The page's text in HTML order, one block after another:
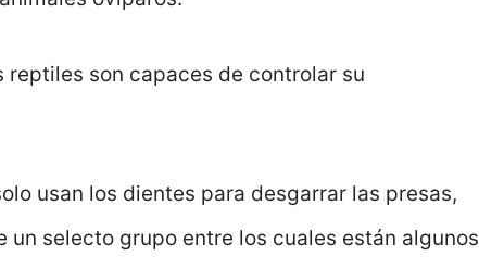
son capaces de controlar su
usan los dientes para desgarrar las presas,
un selecto grupo entre los cuales están algunos